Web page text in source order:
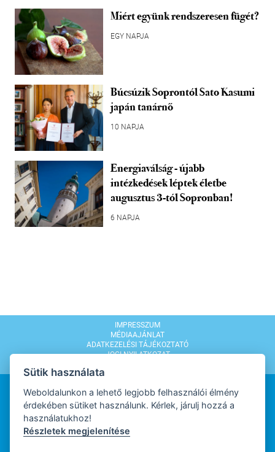
Miért együnk rendszeresen fügét?
EGY NAPJA
Búcsúzik Soprontól Sato Kasumi
japán tanárnő
10 NAPJA
Energiaválság - újabb
intézkedések léptek életbe
augusztus 3-tól Sopronban!
6 NAPJA
IMPRESSZUM
MÉDIAAJÁNLAT
ADATKEZELÉSI TÁJÉKOZTATÓ
JOGI NYILATKOZAT
WEBDESIGN
Sütik használata
Weboldalunkon a lehető legjobb felhasználói élmény
érdekében sütiket használunk. Kérlek, járulj hozzá a
használatukhoz!
Részletek megjelenítése